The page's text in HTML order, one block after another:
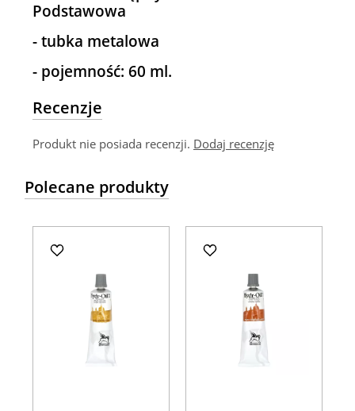
Podstawowa
- tubka metalowa
- pojemność: 60 ml.
Recenzje
Produkt nie posiada recenzji. Dodaj recenzję
Polecane produkty